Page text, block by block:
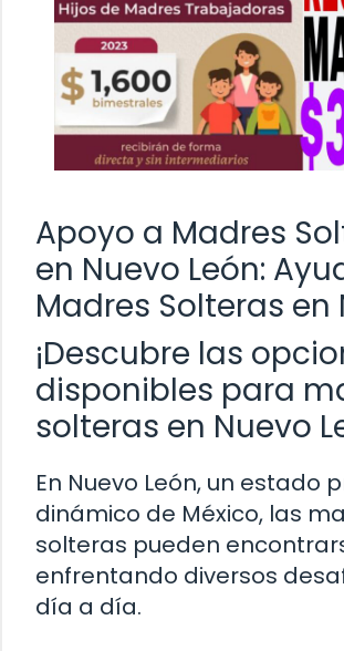
Apoyo a Madres
en Nuevo León:
Madres Solteras en
¡Descubre las
disponibles para
solteras en Nuevo
En Nuevo León, un estado
dinámico de México, las
solteras pueden
enfrentando diversos
día a día.